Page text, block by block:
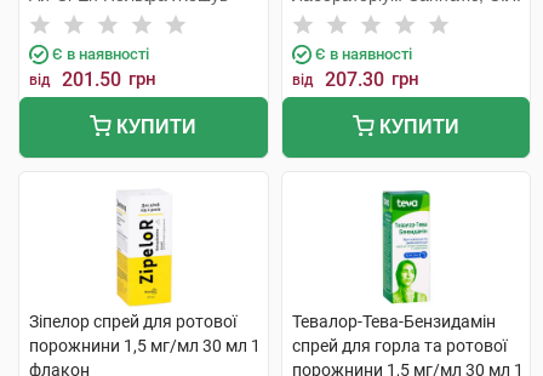
Є в наявності
від 201.50 грн
КУПИТИ
Є в наявності
від 207.30 грн
КУПИТИ
Зіпелор спрей для ротової
порожнини 1,5 мг/мл 30 мл 1
флакон
Тевалор-Тева-Бензидамін
спрей для горла та ротової
порожнини 1,5 мг/мл 30 мл 1